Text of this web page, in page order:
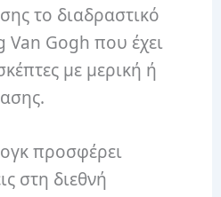
το διαδραστικό
Gogh που έχει
με μερική ή
προσφέρει
στη διεθνή